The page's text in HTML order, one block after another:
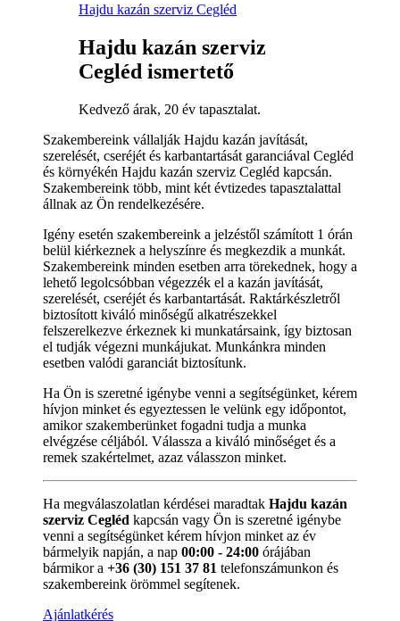
Hajdu kazán szerviz Cegléd
Hajdu kazán szerviz
Cegléd ismertető
Kedvező árak, 20 év tapasztalat.
Szakembereink vállalják Hajdu kazán javítását,
szerelését, cseréjét és karbantartását garanciával Cegléd
és környékén Hajdu kazán szerviz Cegléd kapcsán.
Szakembereink több, mint két évtizedes tapasztalattal
állnak az Ön rendelkezésére.
Igény esetén szakembereink a jelzéstől számított 1 órán
belül kiérkeznek a helyszínre és megkezdik a munkát.
Szakembereink minden esetben arra törekednek, hogy a
lehető legolcsóbban végezzék el a kazán javítását,
szerelését, cseréjét és karbantartását. Raktárkészletről
biztosított kiváló minőségű alkatrészekkel
felszerelkezve érkeznek ki munkatársaink, így biztosan
el tudják végezni munkájukat. Munkánkra minden
esetben valódi garanciát biztosítunk.
Ha Ön is szeretné igénybe venni a segítségünket, kérem
hívjon minket és egyeztessen le velünk egy időpontot,
amikor szakemberünket fogadni tudja a munka
elvégzése céljából. Válassza a kiváló minőséget és a
remek szakértelmet, azaz válasszon minket.
Ha megválaszolatlan kérdései maradtak Hajdu kazán
szerviz Cegléd kapcsán vagy Ön is szeretné igénybe
venni a segítségünket kérem hívjon minket az év
bármelyik napján, a nap 00:00 - 24:00 órájában
bármikor a +36 (30) 151 37 81 telefonszámunkon és
szakembereink örömmel segítenek.
Ajánlatkérés